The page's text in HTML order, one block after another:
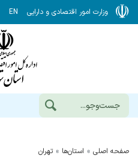
وزارت امور اقتصادی و دارایی EN
صفحه اصلی استان‌ها تهران